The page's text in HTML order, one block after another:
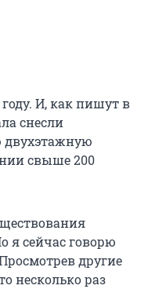
И, как пишут в
снесли
свыше 200
я сейчас говорю
другие
несколько раз